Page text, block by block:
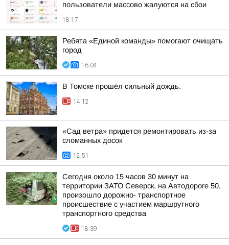
пользователи массово жалуются на сбои
18:17
Ребята «Единой команды» помогают очищать
город
16:04
В Томске прошёл сильный дождь.
14:12
«Сад ветра» придется ремонтировать из-за
сломанных досок
12:51
Сегодня около 15 часов 30 минут на
территории ЗАТО Северск, на Автодороге 50,
произошло дорожно- транспортное
происшествие с участием маршрутного
транспортного средства
18:39